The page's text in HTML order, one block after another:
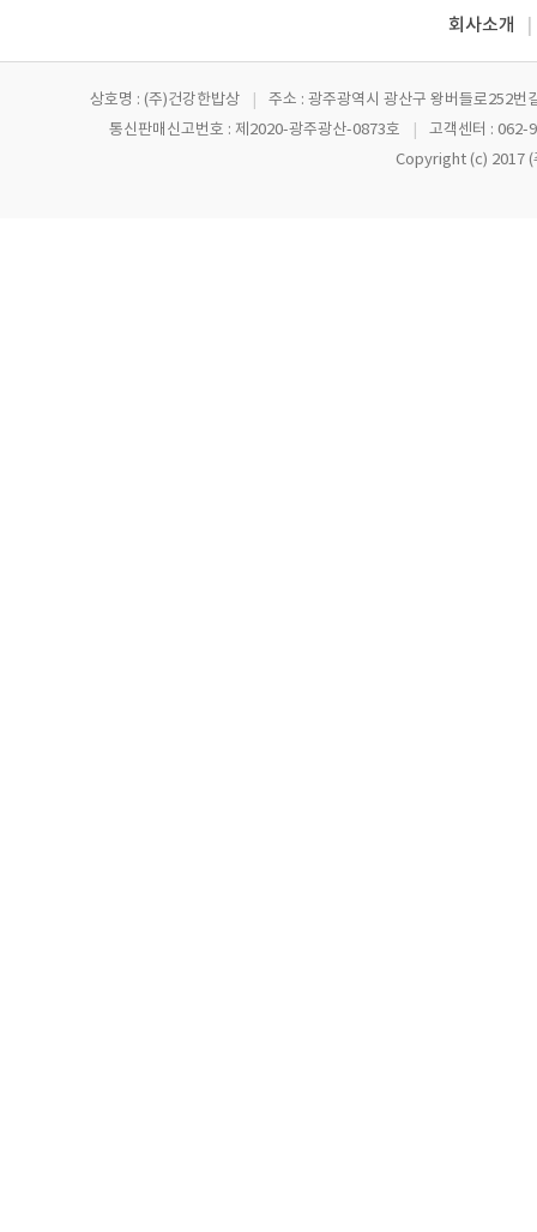
회사소개
상호명 : (주)건강한밥상
주소 : 광주광역시 광산구 왕버들로252
통신판매신고번호 : 제2020-광주광산-0873호
고객센터 : 062-
Copyright (c) 2017